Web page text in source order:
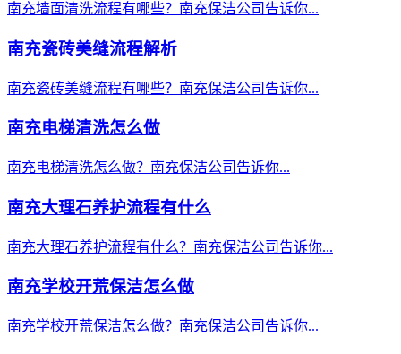
南充墙面清洗流程有哪些？南充保洁公司告诉你...
南充瓷砖美缝流程解析
南充瓷砖美缝流程有哪些？南充保洁公司告诉你...
南充电梯清洗怎么做
南充电梯清洗怎么做？南充保洁公司告诉你...
南充大理石养护流程有什么
南充大理石养护流程有什么？南充保洁公司告诉你...
南充学校开荒保洁怎么做
南充学校开荒保洁怎么做？南充保洁公司告诉你...